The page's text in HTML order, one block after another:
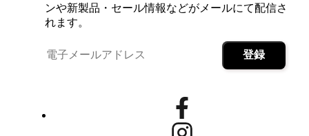
ンや新製品・セール情報などがメールにて配信さ
れます。